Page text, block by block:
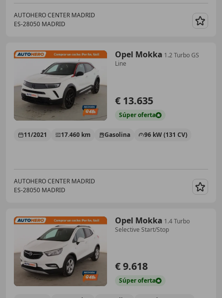
AUTOHERO CENTER MADRID
ES-28050 MADRID
Opel Mokka 1.2 Turbo GS
Line
€ 13.635
Súperoferta
11/2021 17.460 km Gasolina 96 kW (131 CV)
AUTOHERO CENTER MADRID
ES-28050 MADRID
Opel Mokka 1.4 Turbo
Selective Start/Stop
€ 9.618
Súperoferta